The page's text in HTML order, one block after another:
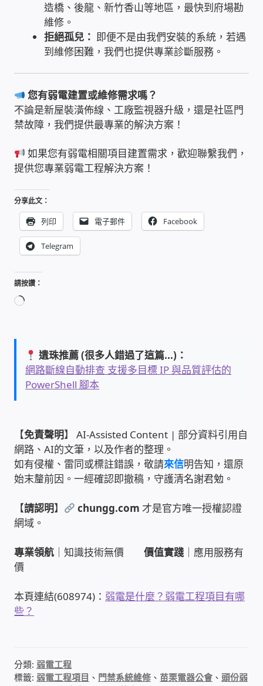
太陽能系統監視器
監視器 信和 TBC 固定IP
監視器RS485開門開鐵門開燈開保全
監控健檢‧舊換新專案
監控安防 工具 軟體 手冊
電話總機 對講機
迅時數位網路電話總機
IP-PBX 租賃 借測 (雲端總機)
NEC SL2100 電話總機 數位IP通訊系統
聯盟電子(LINEMEX)
網路型門口視訊對講機
門禁安全控制
感應式門鎖、電子鎖
電梯樓層刷卡管制
造橋、後龍、新竹香山等地區，最快到府場勘
維修。
拒絕孤兒： 即便不是由我們安裝的系統，若遇
到維修困難，我們也提供專業診斷服務。
您有弱電建置或維修需求嗎？
不論是新屋裝潢佈線、工廠監視器升級，還是社區門
禁故障，我們提供最專業的解決方案！
如果您有弱電相關項目建置需求，歡迎聯繫我們，
提供您專業弱電工程解決方案！
分享此文：
列印 電子郵件 Facebook
Telegram
請按讚：
正
遺珠推薦 (很多人錯過了這篇...)：
網路斷線自動排查 支援多目標 IP 與品質評估的
PowerShell 腳本
【免責聲明】 AI-Assisted Content | 部分資料引用自
網路、AI的文筆，以及作者的整理。
如有侵權、雷同或標註錯誤，敬請來信明告知，還原
始末釐前因。一經確認即撤稿，守護清名謝君勉。
【請認明】 chungg.com 才是官方唯一授權認證
網域。
專業領航 ｜知識技術無價價值實踐 ｜應用服務有
價
本頁連結(608974)： 弱電是什麼？弱電工程項目有哪
些？
分類: 弱電工程
標籤: 弱電工程項目 、 門禁系統維修 、 苗栗電器公會 、頭份弱